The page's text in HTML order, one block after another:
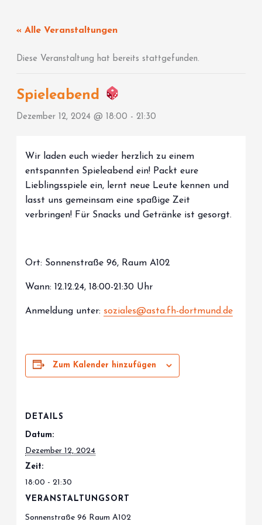
springen« Alle Veranstaltungen
Diese Veranstaltung hat bereits stattgefunden.
Spieleabend
Dezember 12, 2024 @ 18:00 -21:30
Wir laden euch wieder herzlich zu einem
entspannten Spieleabend ein! Packt eure
Lieblingsspiele ein, lernt neue Leute kennen und
lasst uns gemeinsam eine spaßige Zeit
verbringen! Für Snacks und Getränke ist gesorgt.
Ort: Sonnenstraße 96, Raum A102
Wann: 12.12.24, 18:00-21:30 Uhr
Anmeldung unter: soziales@asta.fh-dortmund.de
Zum Kalender hinzufügen
DETAILS
Datum:
Dezember 12, 2024
Zeit:
18:00 - 21:30
VERANSTALTUNGSORT
Sonnenstraße 96 Raum A102